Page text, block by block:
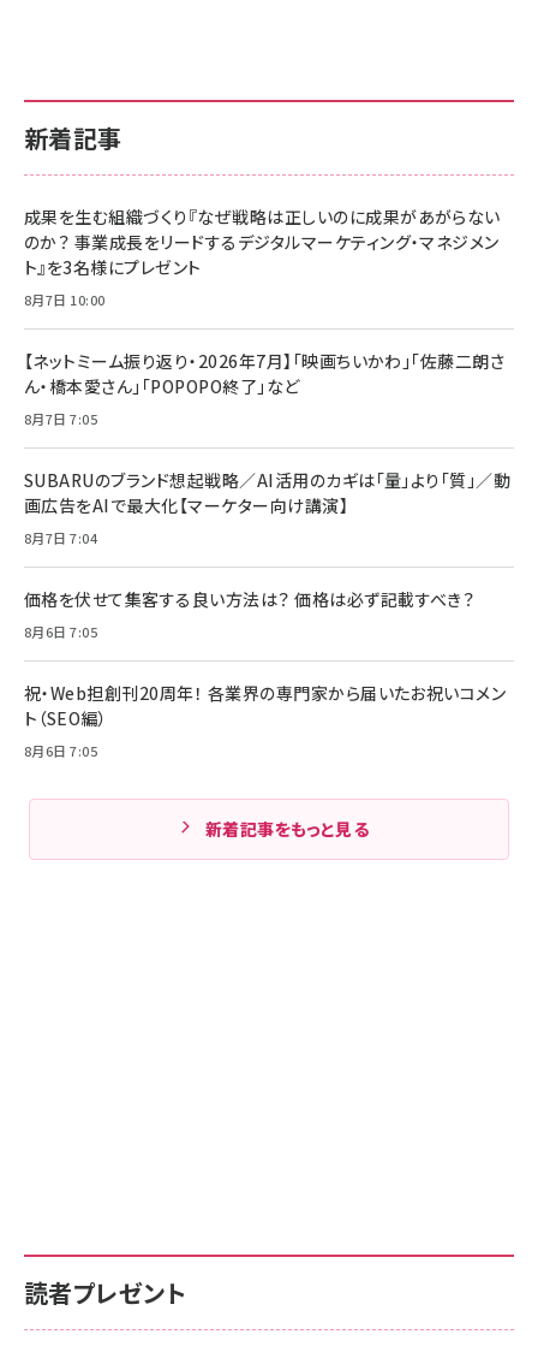
新着記事
成果を生む組織づくり『なぜ戦略は正しいのに成果があがらない
のか？ 事業成長をリードするデジタルマーケティング・マネジメン
ト』を3名様にプレゼント
8月7日 10:00
【ネットミーム振り返り・2026年7月】「映画ちいかわ」「佐藤二朗さ
ん・橋本愛さん」「POPOPO終了」など
8月7日 7:05
SUBARUのブランド想起戦略／AI活用のカギは「量」より「質」／動
画広告をAIで最大化【マーケター向け講演】
8月7日 7:04
価格を伏せて集客する良い方法は？ 価格は必ず記載すべき？
8月6日 7:05
祝・Web担創刊20周年！ 各業界の専門家から届いたお祝いコメン
ト（SEO編）
8月6日 7:05
新着記事をもっと見る
読者プレゼント